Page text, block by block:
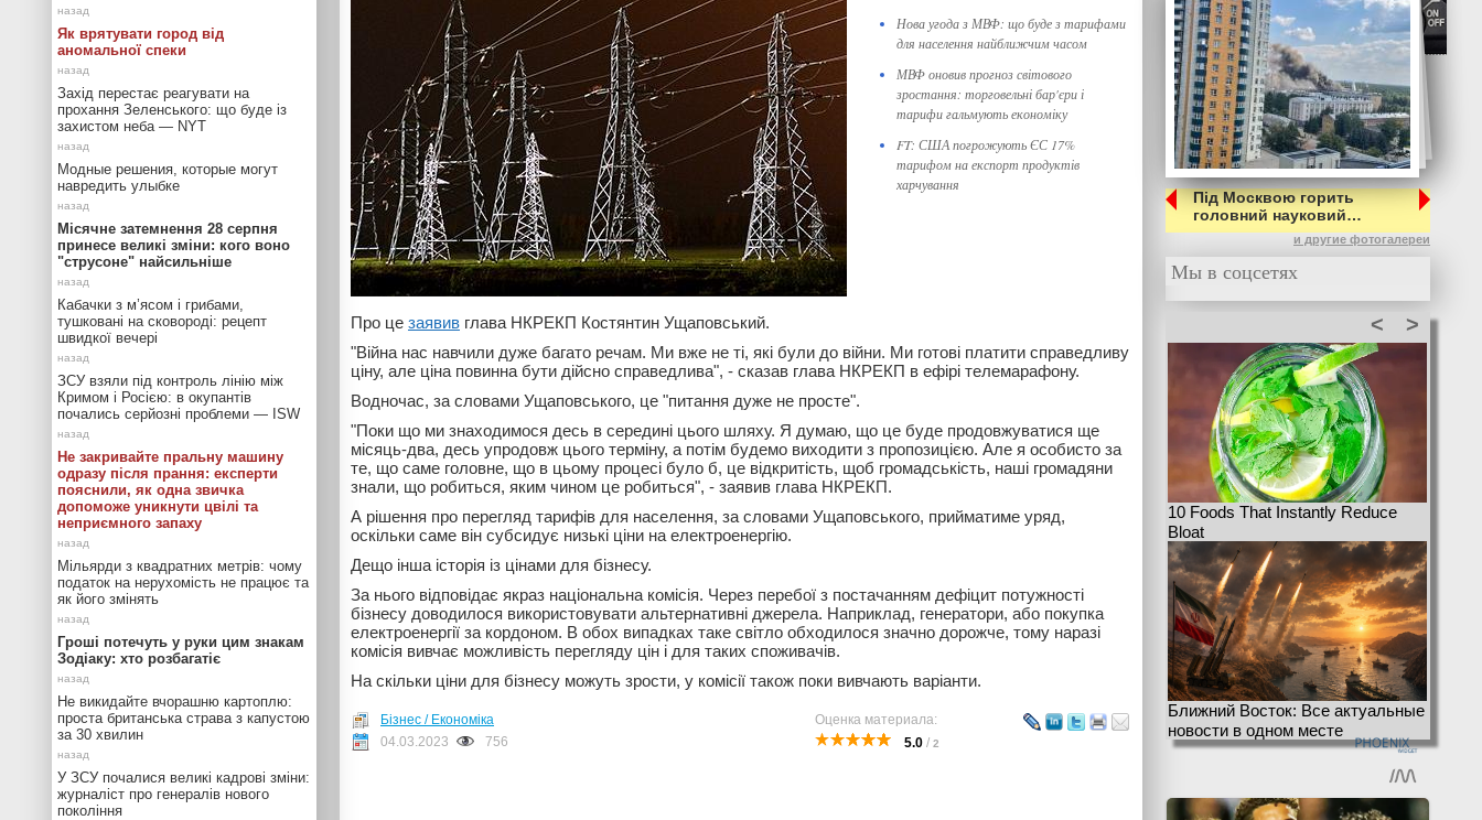
Нова угода з МВФ: що буде з тарифами
для населення найближчим часом
МВФ оновив прогноз світового
зростання: торговельні бар'єри і
тарифи гальмують економіку
FT: США погрожують ЄС 17%
тарифом на експорт продуктів
харчування
Про це заявив глава НКРЕКП Костянтин Ущаповський.
"Війна нас навчили дуже багато речам. Ми вже не ті, які були до війни. Ми готові платити справедливу
ціну, але ціна повинна бути дійсно справедлива", - сказав глава НКРЕКП в ефірі телемарафону.
Водночас, за словами Ущаповського, це "питання дуже не просте".
"Поки що ми знаходимося десь в середині цього шляху. Я думаю, що це буде продовжуватися ще
місяць-два, десь упродовж цього терміну, а потім будемо виходити з пропозицією. Але я особисто за
те, що саме головне, що в цьому процесі було б, це відкритість, щоб громадськість, наші громадяни
знали, що робиться, яким чином це робиться", - заявив глава НКРЕКП.
А рішення про перегляд тарифів для населення, за словами Ущаповського, прийматиме уряд,
оскільки саме він субсидує низькі ціни на електроенергію.
Дещо інша історія із цінами для бізнесу.
За нього відповідає якраз національна комісія. Через перебої з постачанням дефіцит потужності
бізнесу доводилося використовувати альтернативні джерела. Наприклад, генератори, або покупка
електроенергії за кордоном. В обох випадках таке світло обходилося значно дорожче, тому наразі
комісія вивчає можливість перегляду цін і для таких споживачів.
На скільки ціни для бізнесу можуть зрости, у комісії також поки вивчають варіанти.
Оценка материала:
5.0 / 2
Бізнес / Економіка
04.03.2023
756
Як врятувати город від
аномальної спеки
Захід перестає реагувати на
прохання Зеленського: що буде із
захистом неба — NYT
Модные решения, которые могут
навредить улыбке
Місячне затемнення 28 серпня
принесе великі зміни: кого воно
"струсоне" найсильніше
Кабачки з м’ясом і грибами,
тушковані на сковороді: рецепт
швидкої вечері
ЗСУ взяли під контроль лінію між
Кримом і Росією: в окупантів
почались серйозні проблеми — ISW
Не закривайте пральну машину
одразу після прання: експерти
пояснили, як одна звичка
допоможе уникнути цвілі та
неприємного запаху
Мільярди з квадратних метрів: чому
податок на нерухомість не працює та
як його змінять
Гроші потечуть у руки цим знакам
Зодіаку: хто розбагатіє
Не викидайте вчорашню картоплю:
проста британська страва з капустою
за 30 хвилин
У ЗСУ почалися великі кадрові зміни:
журналіст про генералів нового
покоління
Під Москвою горить
головний науковий…
и другие фотогалереи
Мы в соцсетях
>
<
10 Foods That Instantly Reduce
Bloat
Ближний Восток: Все актуальные
новости в одном месте